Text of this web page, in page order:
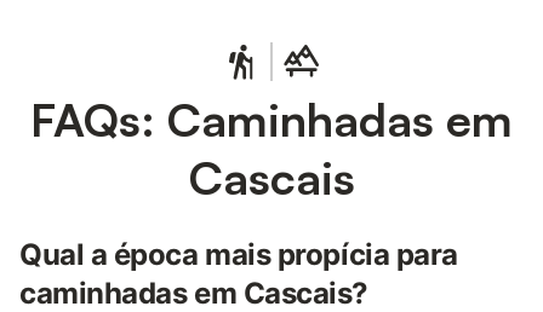
FAQs: Caminhadas em
Cascais
Qual a época mais propícia para
caminhadas em Cascais?